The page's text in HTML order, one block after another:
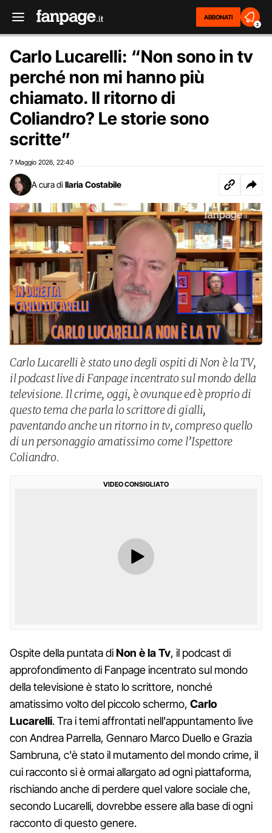
ABBONATI
2
Carlo Lucarelli: “Non sono in tv
perché non mi hanno più
chiamato. Il ritorno di
Coliandro? Le storie sono
scritte”
7 Maggio 2026 22:40
A cura di Ilaria Costabile
Carlo Lucarelli è stato uno degli ospiti di Non è la TV,
il podcast live di Fanpage incentrato sul mondo della
televisione. Il crime, oggi, è ovunque ed è proprio di
questo tema che parla lo scrittore di gialli,
paventando anche un ritorno in tv, compreso quello
di un personaggio amatissimo come l’Ispettore
Coliandro.
VIDEO CONSIGLIATO
Ospite della puntata diNon è la Tv, il podcast di
approfondimento di Fanpage incentrato sul mondo
della televisione è stato lo scrittore, nonché
amatissimo volto del piccolo schermo, Carlo
Lucarelli. Tra i temi affrontati nell'appuntamento live
con Andrea Parrella, Gennaro Marco Duello e Grazia
Sambruna, c'è stato il mutamento del mondo crime, il
cui racconto si è ormai allargato ad ogni piattaforma,
rischiando anche di perdere quel valore sociale che,
secondo Lucarelli, dovrebbe essere alla base di ogni
racconto di questo genere.